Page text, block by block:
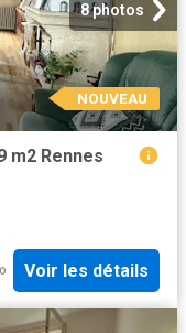
8 photos
NOUVEAU
m2 Rennes
Voir les détails